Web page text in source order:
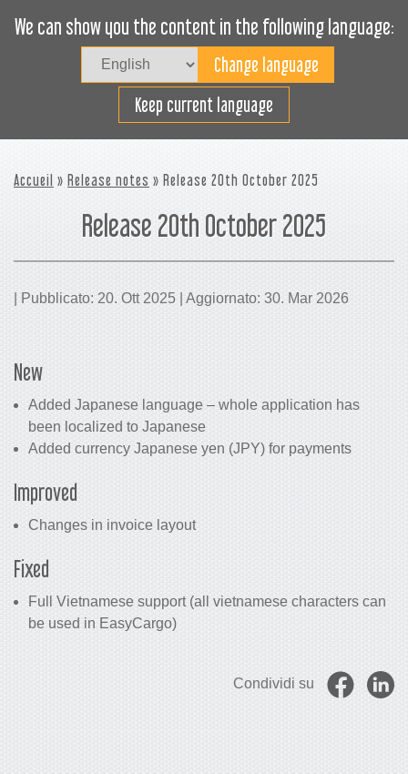
We can show you the content in the following language:
Keep current language
Carica efficacemente
Accueil » Release notes » Release 20th October 2025
Release 20th October 2025
| Pubblicato: 20. Ott 2025 | Aggiornato: 30. Mar 2026
New
Added Japanese language – whole application has
been localized to Japanese
Added currency Japanese yen (JPY) for payments
Improved
Changes in invoice layout
Fixed
Full Vietnamese support (all vietnamese characters can
be used in EasyCargo)
Condividi su